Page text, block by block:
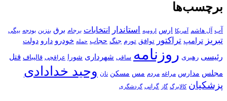
برچسب‌ها
آب آل هاشم آمریکا ارس ارومیه استاندار انتخابات برجام برق بنزین بودجه بیگی
تبریز ترامپ تراکتور توافق تورم جنگ حجاب حمله خودرو دارو دولت
رئیسی رهبری روزنامه ساقی شهرداری شورا عراقچی قالیباف قتل
مجلس مدارس مراغه مردم مس مسکن نان وحید خدادادی
پزشکیان کالابرگ گاز گرانی گردشگری